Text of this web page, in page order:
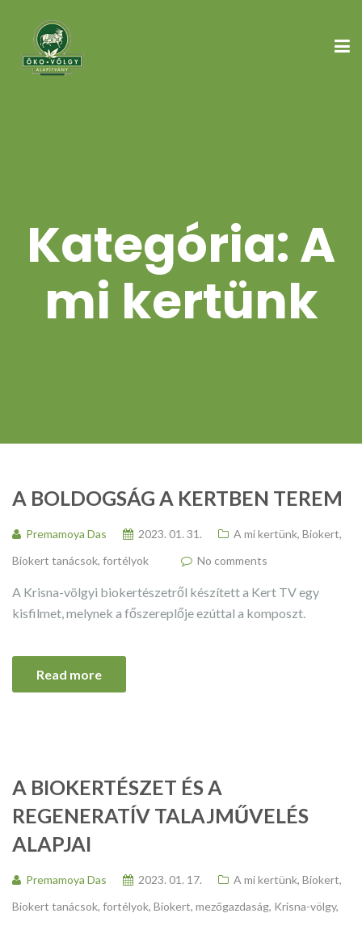
Kategória:A
mi kertünk
A BOLDOGSÁG A KERTBEN TEREM
Premamoya Das 2023. 01. 31. A mi kertünk, Biokert,
Biokert tanácsok, fortélyok
No comments
A Krisna-völgyi biokertészetről készített a Kert TV egy
kisfilmet, melynek a főszereplője ezúttal a komposzt.
Read more
A BIOKERTÉSZET ÉS A
REGENERATÍV TALAJMŰVELÉS
ALAPJAI
Premamoya Das 2023. 01. 17. A mi kertünk, Biokert,
Biokert tanácsok, fortélyok, Biokert, mezőgazdaság, Krisna-völgy,